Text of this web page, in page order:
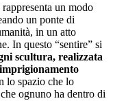
un modo
un ponte di
in un atto
In questo “sentire” si
scultura, realizzata
lo spazio che lo
ognuno ha dentro di